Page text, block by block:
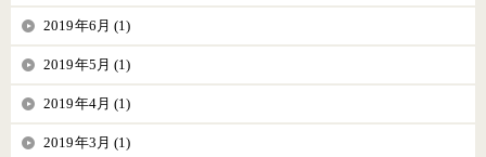
2019年6月 (1)
2019年5月 (1)
2019年4月 (1)
2019年3月 (1)